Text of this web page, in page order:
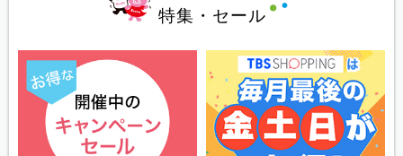
特集・セール